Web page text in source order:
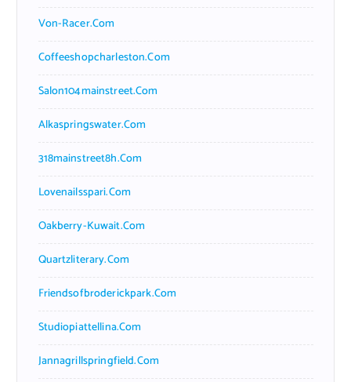
Von-Racer.com
Coffeeshopcharleston.com
Salon104mainstreet.com
Alkaspringswater.com
318mainstreet8h.com
Lovenailsspari.com
Oakberry-Kuwait.com
Quartzliterary.com
Friendsofbroderickpark.com
Studiopiattellina.com
Jannagrillspringfield.com